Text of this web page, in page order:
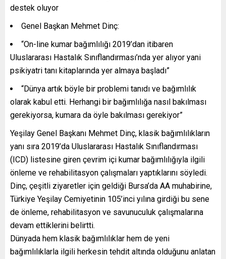
destek oluyor
Genel Başkan Mehmet Dinç:
“On-line kumar bağımlılığı 2019’dan itibaren
Uluslararası Hastalık Sınıflandırması’nda yer alıyor yani
psikiyatri tanı kitaplarında yer almaya başladı”
“Dünya artık böyle bir problemi tanıdı ve bağımlılık
olarak kabul etti. Herhangi bir bağımlılığa nasıl bakılması
gerekiyorsa, kumara da öyle bakılması gerekiyor”
Yeşilay Genel Başkanı Mehmet Dinç, klasik bağımlılıkların
yanı sıra 2019’da Uluslararası Hastalık Sınıflandırması
(ICD) listesine giren çevrim içi kumar bağımlılığıyla ilgili
önleme ve rehabilitasyon çalışmaları yaptıklarını söyledi.
Dinç, çeşitli ziyaretler için geldiği Bursa’da AA muhabirine,
Türkiye Yeşilay Cemiyetinin 105’inci yılına girdiği bu sene
de önleme, rehabilitasyon ve savunuculuk çalışmalarına
devam ettiklerini belirtti.
Dünyada hem klasik bağımlılıklar hem de yeni
bağımlılıklarla ilgili herkesin tehdit altında olduğunu anlatan